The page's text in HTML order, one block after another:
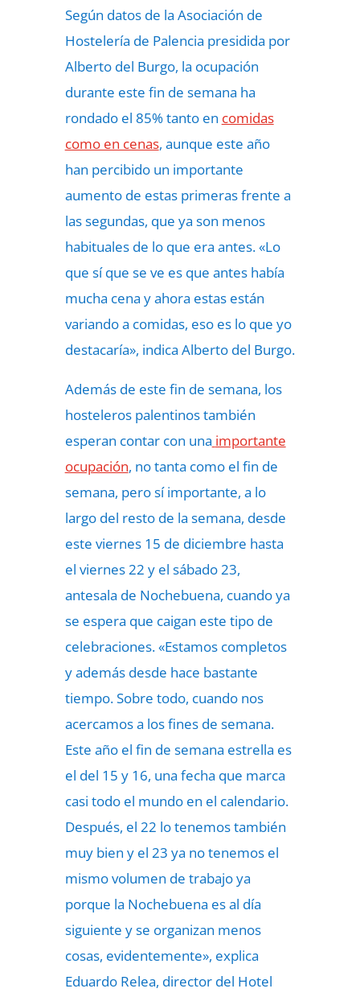
Según datos de la Asociación de
Hostelería de Palencia presidida por
Alberto del Burgo, la ocupación
durante este fin de semana ha
rondado el 85% tanto en comidas
como en cenas, aunque este año
han percibido un importante
aumento de estas primeras frente a
las segundas, que ya son menos
habituales de lo que era antes. «Lo
que sí que se ve es que antes había
mucha cena y ahora estas están
variando a comidas, eso es lo que yo
destacaría», indica Alberto del Burgo.
Además de este fin de semana, los
hosteleros palentinos también
esperan contar con una importante
ocupación, no tanta como el fin de
semana, pero sí importante, a lo
largo del resto de la semana, desde
este viernes 15 de diciembre hasta
el viernes 22 y el sábado 23,
antesala de Nochebuena, cuando ya
se espera que caigan este tipo de
celebraciones. «Estamos completos
y además desde hace bastante
tiempo. Sobre todo, cuando nos
acercamos a los fines de semana.
Este año el fin de semana estrella es
el del 15 y 16, una fecha que marca
casi todo el mundo en el calendario.
Después, el 22 lo tenemos también
muy bien y el 23 ya no tenemos el
mismo volumen de trabajo ya
porque la Nochebuena es al día
siguiente y se organizan menos
cosas, evidentemente», explica
Eduardo Relea, director del Hotel